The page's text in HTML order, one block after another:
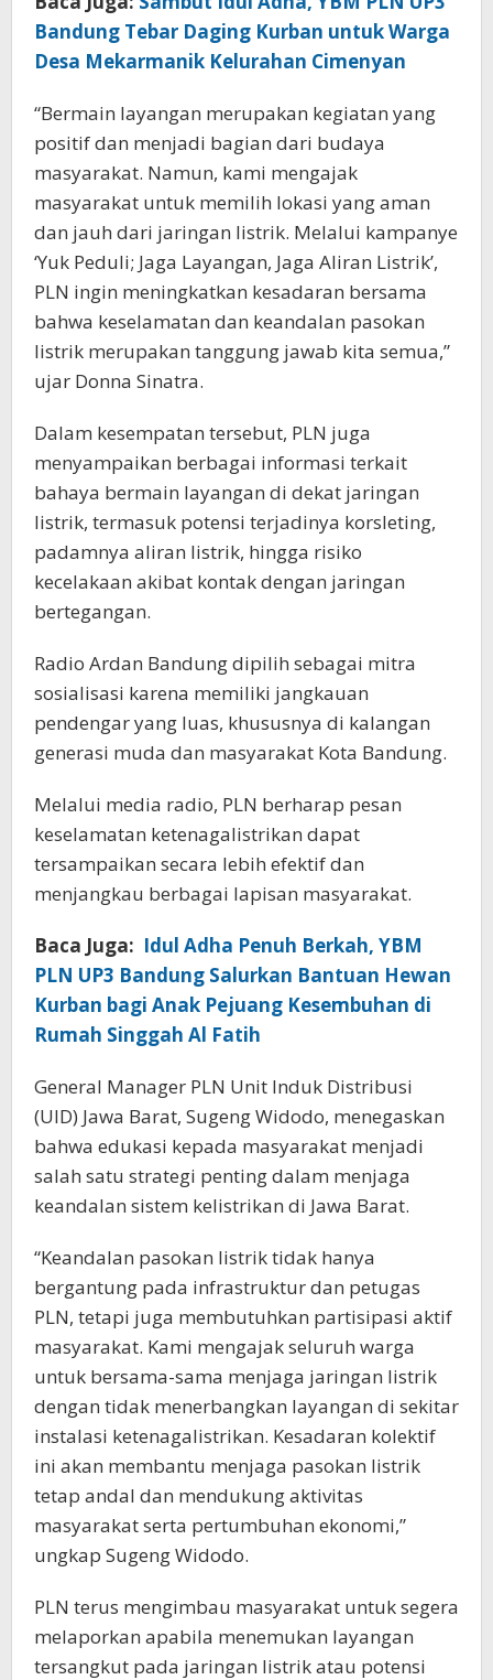
Bandung Tebar Daging Kurban untuk Warga
Desa Mekarmanik Kelurahan Cimenyan
“Bermain layangan merupakan kegiatan yang
positif dan menjadi bagian dari budaya
masyarakat. Namun, kami mengajak
masyarakat untuk memilih lokasi yang aman
dan jauh dari jaringan listrik. Melalui kampanye
‘Yuk Peduli; Jaga Layangan, Jaga Aliran Listrik’,
PLN ingin meningkatkan kesadaran bersama
bahwa keselamatan dan keandalan pasokan
listrik merupakan tanggung jawab kita semua,”
ujar Donna Sinatra.
Dalam kesempatan tersebut, PLN juga
menyampaikan berbagai informasi terkait
bahaya bermain layangan di dekat jaringan
listrik, termasuk potensi terjadinya korsleting,
padamnya aliran listrik, hingga risiko
kecelakaan akibat kontak dengan jaringan
bertegangan.
Radio Ardan Bandung dipilih sebagai mitra
sosialisasi karena memiliki jangkauan
pendengar yang luas, khususnya di kalangan
generasi muda dan masyarakat Kota Bandung.
Melalui media radio, PLN berharap pesan
keselamatan ketenagalistrikan dapat
tersampaikan secara lebih efektif dan
menjangkau berbagai lapisan masyarakat.
Baca Juga: Idul Adha Penuh Berkah, YBM
PLN UP3 Bandung Salurkan Bantuan Hewan
Kurban bagi Anak Pejuang Kesembuhan di
Rumah Singgah Al Fatih
General Manager PLN Unit Induk Distribusi
(UID) Jawa Barat, Sugeng Widodo, menegaskan
bahwa edukasi kepada masyarakat menjadi
salah satu strategi penting dalam menjaga
keandalan sistem kelistrikan di Jawa Barat.
“Keandalan pasokan listrik tidak hanya
bergantung pada infrastruktur dan petugas
PLN, tetapi juga membutuhkan partisipasi aktif
masyarakat. Kami mengajak seluruh warga
untuk bersama-sama menjaga jaringan listrik
dengan tidak menerbangkan layangan di sekitar
instalasi ketenagalistrikan. Kesadaran kolektif
ini akan membantu menjaga pasokan listrik
tetap andal dan mendukung aktivitas
masyarakat serta pertumbuhan ekonomi,”
ungkap Sugeng Widodo.
PLN terus mengimbau masyarakat untuk segera
melaporkan apabila menemukan layangan
tersangkut pada jaringan listrik atau potensi